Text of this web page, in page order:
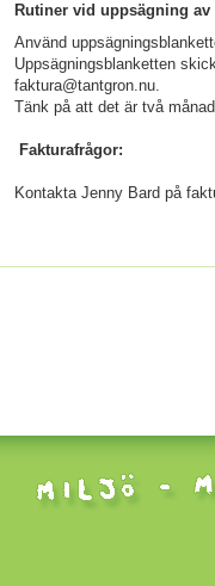
Rutiner vid uppsägning
Använd
Uppsägningsblanketten
faktura@tantgron.nu.
Tänk på att det är två
Fakturafrågor:
Kontakta Jenny Bard på